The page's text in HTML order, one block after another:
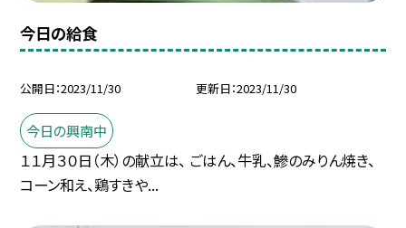
今日の給食
公開日 2023/11/30 更新日 2023/11/30
今日の興南中
１１月３０日（木）の献立は、 ごはん、牛乳、鰺のみりん焼き、
コーン和え、鶏すきや...